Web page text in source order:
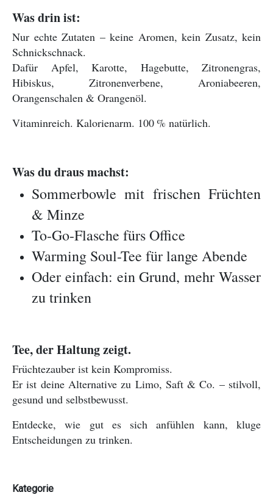
Was drin ist:
Nur echte Zutaten – keine Aromen, kein Zusatz, kein
Schnickschnack.
Dafür Apfel, Karotte, Hagebutte, Zitronengras,
Hibiskus, Zitronenverbene, Aroniabeeren,
Orangenschalen & Orangenöl.
Vitaminreich. Kalorienarm. 100 % natürlich.
Was du draus machst:
Sommerbowle mit frischen Früchten
& Minze
To-Go-Flasche fürs Office
Warming Soul-Tee für lange Abende
Oder einfach: ein Grund, mehr Wasser
zu trinken
Tee, der Haltung zeigt.
Früchtezauber ist kein Kompromiss.
Er ist deine Alternative zu Limo, Saft & Co. – stilvoll,
gesund und selbstbewusst.
Entdecke, wie gut es sich anfühlen kann, kluge
Entscheidungen zu trinken.
Kategorie